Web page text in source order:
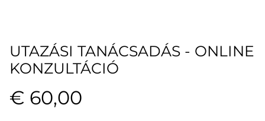
UTAZÁSI TANÁCSADÁS - ONLINE
KONZULTÁCIÓ
€ 60,00